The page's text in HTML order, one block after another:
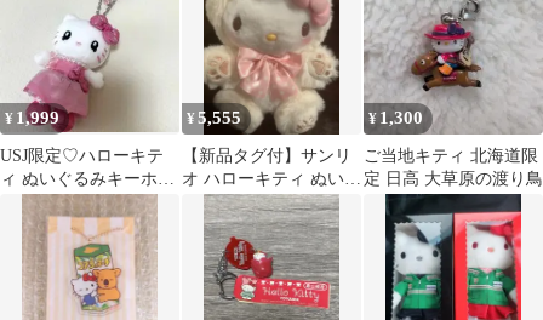
¥ 1,999
USJ限定♡ハローキテ
ィ ぬいぐるみキーホル
¥5,555
【新品タグ付】サンリ
オ ハローキティ ぬいぐ
るみ キタキツネ 北海道
限定
¥ 1,300
ご当地キティ 北海道限
定 日高 大草原の渡り鳥